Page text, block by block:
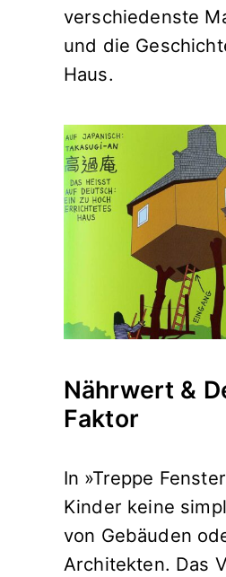
verschiedenste
und die
Haus.
Nährwert &
Faktor
In »Treppe
Kinder keine
von Gebäuden
Architekten. Das